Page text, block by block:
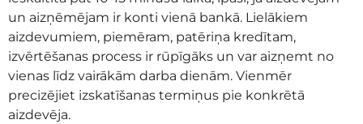
un aizņēmējam ir konti vienā bankā. Lielākiem
aizdevumiem, piemēram, patēriņa kredītam,
izvērtēšanas process ir rūpīgāks un var aizņemt no
vienas līdz vairākām darba dienām. Vienmēr
precizējiet izskatīšanas termiņus pie konkrētā
aizdevēja.